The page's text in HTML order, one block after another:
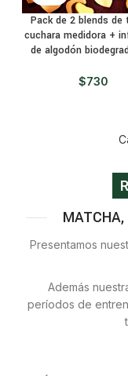
Pack de 2 blends de
cuchara medidora +
de algodón
$730
MATCHA,
Presentamos
Además
períodos de